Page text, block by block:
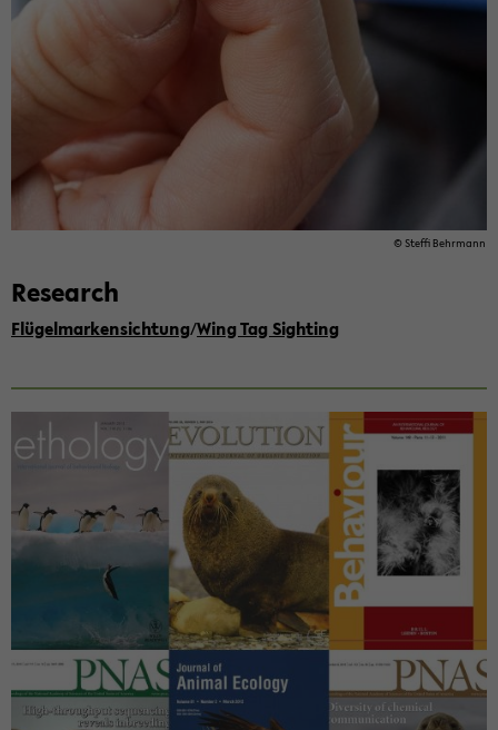
© Stef­fi Behr­mann
Re­se­arch
Flü­gel­mar­ken­sich­tung/Wing Tag Sigh­ting